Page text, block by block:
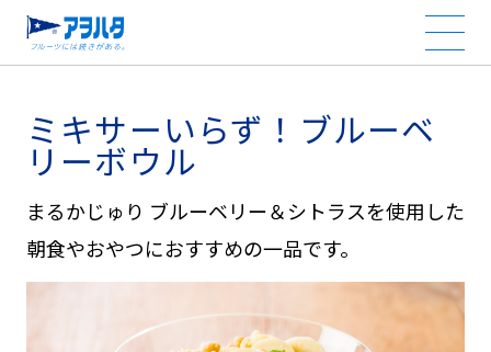
ミキサーいらず！ブルーベ
リーボウル
まるかじゅり ブルーベリー＆シトラスを使用した
朝食やおやつにおすすめの一品です。